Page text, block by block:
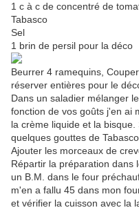
1 c à c de concentré de
Tabasco
Sel
1 brin de persil pour la déco
Beurrer 4 ramequins,
réserver entières pour le
Dans un saladier mélanger
fonction de vos goûts j'en ai
la crème liquide et la
quelques gouttes de
Ajouter les morceaux de
Répartir la préparation dans
un B.M. dans le four
m'en a fallu 45 dans mon
et vérifier la cuisson avec la